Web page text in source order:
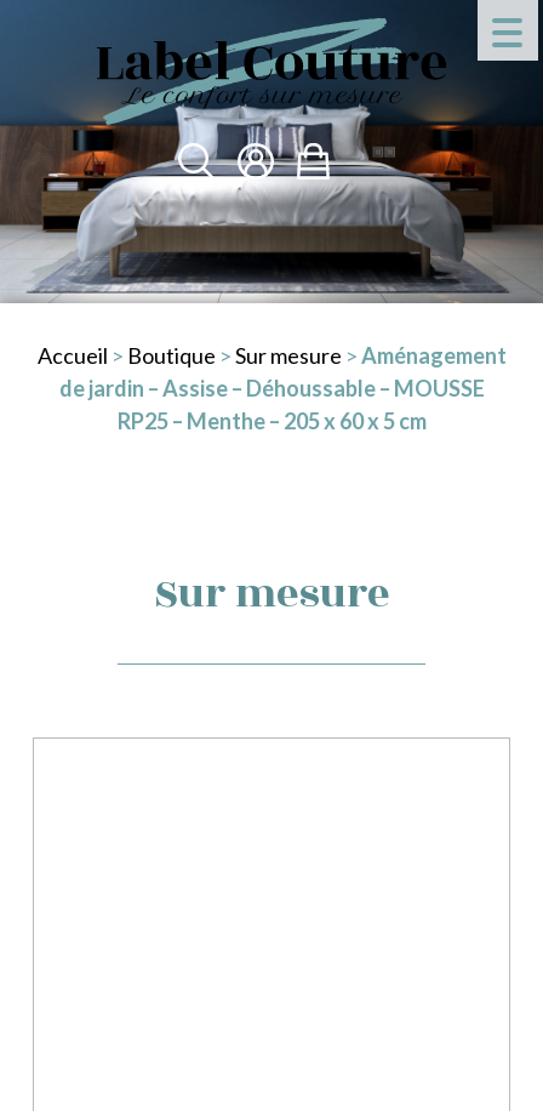
Accueil > Boutique >Sur mesure >Aménagement
de jardin – Assise – Déhoussable – MOUSSE
RP25 – Menthe – 205 x 60 x 5 cm
Sur mesure